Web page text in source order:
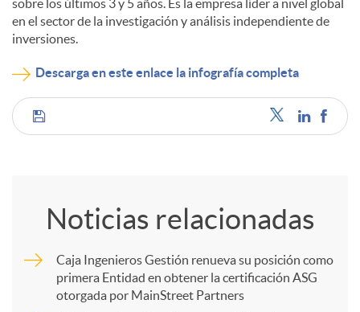
sobre los últimos 3 y 5 años. Es la empresa líder a nivel global
en el sector de la investigación y análisis independiente de
inversiones.
Descarga en este enlace la infografía completa
C
Noticias relacionadas
Caja Ingenieros Gestión renueva su posición como
primera Entidad en obtener la certificación ASG
otorgada por MainStreet Partners